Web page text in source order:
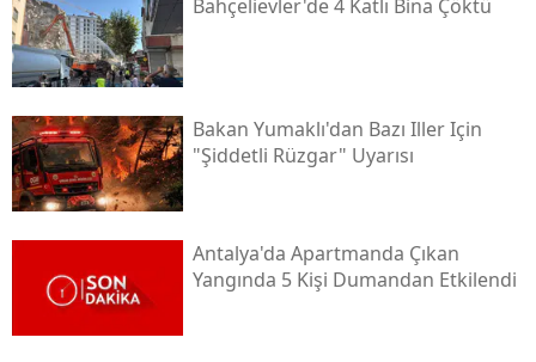
Bahçelievler'de 4 Katlı Bina Çöktü
Bakan Yumaklı'dan Bazı Iller Için
"şiddetli Rüzgar" Uyarısı
Antalya'da Apartmanda Çıkan
Yangında 5 Kişi Dumandan Etkilendi